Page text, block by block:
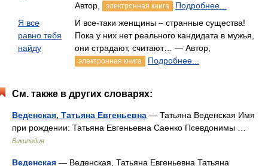
Автор,
электронная книга
Подробнее...
Я все
равно тебя
найду
И все-таки женщины – странные существа!
Пока у них нет реального кандидата в мужья,
они страдают, считают… — Автор,
электронная книга Подробнее...
См. также в других словарях:
Веденская, Татьяна Евгеньевна — Татьяна Веденская Имя
при рождении: Татьяна Евгеньевна Саенко Псевдонимы …
Википедия
Веденская — Веденская, Татьяна Евгеньевна Татьяна